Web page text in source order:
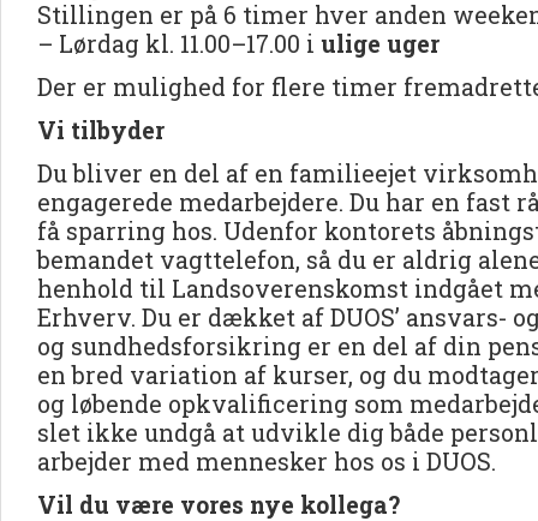
Stillingen er på 6 timer hver anden
– Lørdag kl. 11.00–17.00 i ulige uger
Der er mulighed for flere timer
Vi tilbyder
Du bliver en del af en familieejet
engagerede medarbejdere. Du har en fast
få sparring hos. Udenfor kontorets
bemandet vagttelefon, så du er aldrig
henhold til Landsoverenskomst indgået
Erhverv. Du er dækket af DUOS’ ansvars-
og sundhedsforsikring er en del af din
en bred variation af kurser, og du
og løbende opkvalificering som
slet ikke undgå at udvikle dig både
arbejder med mennesker hos os i DUOS.
Vil du være vores nye kollega?